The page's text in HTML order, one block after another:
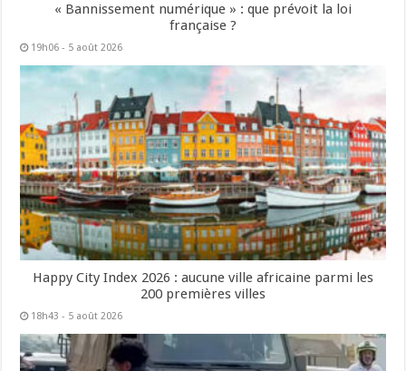
« Bannissement numérique » : que prévoit la loi
française ?
19h06 - 5 août 2026
Happy City Index 2026 : aucune ville africaine parmi les
200 premières villes
18h43 - 5 août 2026